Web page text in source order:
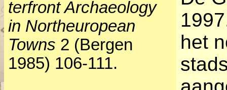
terfront Ar­chaeology
in Northeuropean
Towns 2 (Bergen
1985) 106-111.
het